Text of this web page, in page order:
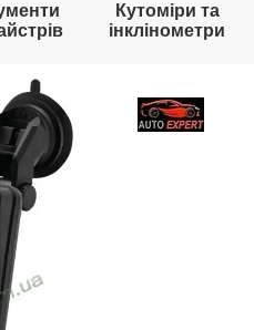
Кутоміри та
інклінометри